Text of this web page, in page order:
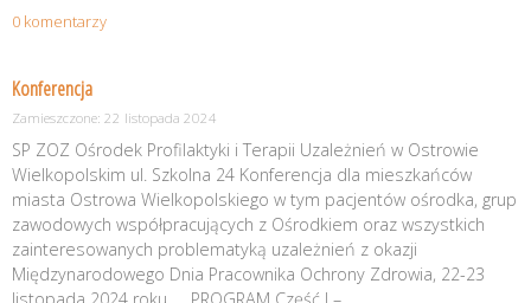
0 komentarzy
Konferencja
Zamieszczone: 22 listopada 2024
SP ZOZ Ośrodek Profilaktyki i Terapii Uzależnień w Ostrowie
Wielkopolskim ul. Szkolna 24 Konferencja dla mieszkańców
miasta Ostrowa Wielkopolskiego w tym pacjentów ośrodka, grup
zawodowych współpracujących z Ośrodkiem oraz wszystkich
zainteresowanych problematyką uzależnień z okazji
Międzynarodowego Dnia Pracownika Ochrony Zdrowia, 22-23